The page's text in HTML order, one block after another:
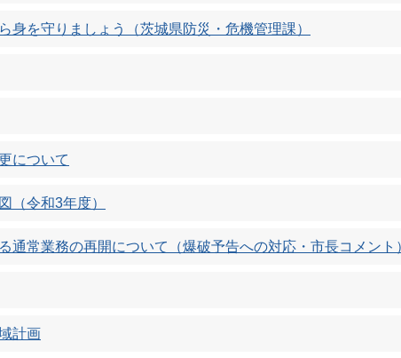
身を守りましょう（茨城県防災・危機管理課）
について
（令和3年度）
通常業務の再開について（爆破予告への対応・市長コメント
計画